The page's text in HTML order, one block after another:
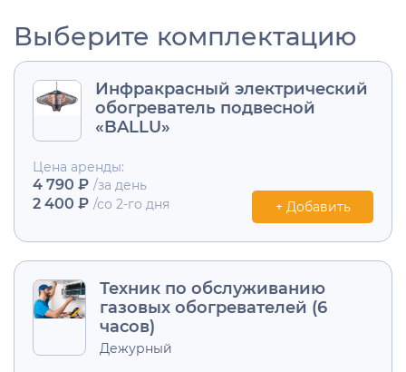
Выберите комплектацию
Инфракрасный электрический
обогреватель подвесной
«BALLU»
Цена аренды:
4 790 ₽ /за день
2 400 ₽ /со 2-го дня + Добавить
Техник по обслуживанию
газовых обогревателей (6
часов)
Дежурный